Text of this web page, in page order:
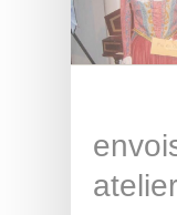
atelier